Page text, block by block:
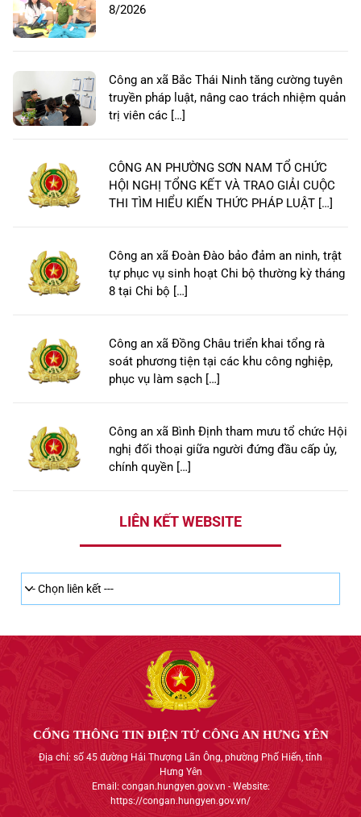
8/2026
Công an xã Bắc Thái Ninh tăng cường tuyên
truyền pháp luật, nâng cao trách nhiệm quản
trị viên các […]
CÔNG AN PHƯỜNG SƠN NAM TỔ CHỨC
HỘI NGHỊ TỔNG KẾT VÀ TRAO GIẢI CUỘC
THI TÌM HIỂU KIẾN THỨC PHÁP LUẬT […]
Công an xã Đoàn Đào bảo đảm an ninh, trật
tự phục vụ sinh hoạt Chi bộ thường kỳ tháng
8 tại Chi bộ […]
Công an xã Đồng Châu triển khai tổng rà
soát phương tiện tại các khu công nghiệp,
phục vụ làm sạch […]
Công an xã Bình Định tham mưu tổ chức Hội
nghị đối thoại giữa người đứng đầu cấp ủy,
chính quyền […]
LIÊN KẾT WEBSITE
CỔNG THÔNG TIN ĐIỆN TỬ CÔNG AN HƯNG YÊN
Địa chỉ: số 45 đường Hải Thượng Lãn Ông, phường Phố Hiến, tỉnh
Hưng Yên
Email: congan.hungyen.gov.vn - Website:
https://congan.hungyen.gov.vn/